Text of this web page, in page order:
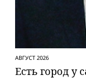
АВГУСТ 2026
Есть город у